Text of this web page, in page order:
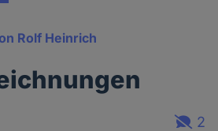
Rolf Heinrich
2